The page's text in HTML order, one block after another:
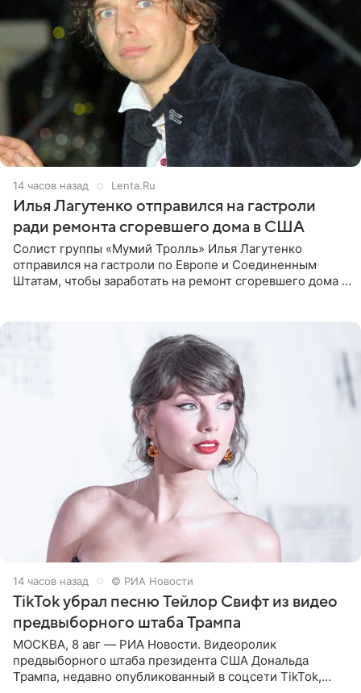
14 часов назад Lenta.Ru
Илья Лагутенко отправился на гастроли
ради ремонта сгоревшего дома в США
Солист группы «Мумий Тролль» Илья Лагутенко
отправился на гастроли по Европе и Соединенным
Штатам, чтобы заработать на ремонт сгоревшего дома в
14 часов назад © РИА Новости
TikTok убрал песню Тейлор Свифт из видео
предвыборного штаба Трампа
МОСКВА, 8 авг — РИА Новости. Видеоролик
предвыборного штаба президента США Дональда
Трампа, недавно опубликованный в соцсети TikTok,